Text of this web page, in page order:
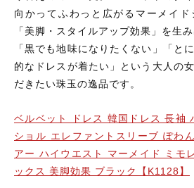
向かってふわっと広がるマーメイ
「美脚・スタイルアップ効果」を生み
「黒でも地味になりたくない」「と
的なドレスが着たい」という大人の
だきたい珠玉の逸品です。
ベルベット ドレス 韓国ドレス 長袖
ショル エレファントスリーブ ぽわ
アー ハイウエスト マーメイド ミモ
ックス 美脚効果 ブラック【K1128】